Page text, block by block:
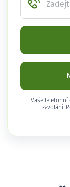
Vaše telefonní
zavolání.